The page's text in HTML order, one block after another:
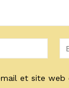
:*
et site